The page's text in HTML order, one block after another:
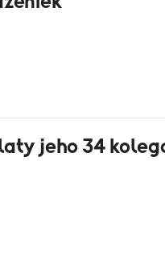
jeho 34